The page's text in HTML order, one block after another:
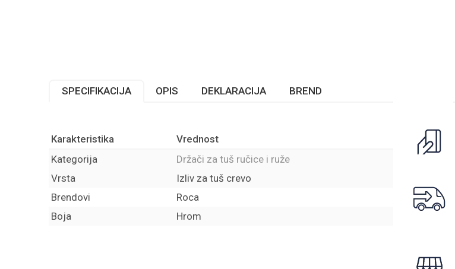
SPECIFIKACIJA OPIS DEKLARACIJA BREND
Karakteristika
Vrednost
Kategorija
Držači za tuš ručice i ruže
Vrsta
Izliv za tuš crevo
Brendovi
Roca
Boja
Hrom